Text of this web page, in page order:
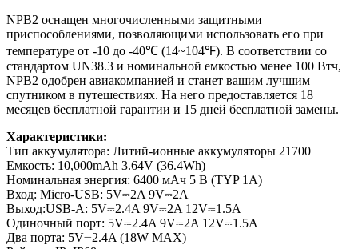
NPB2 оснащен многочисленными защитными
приспособлениями, позволяющими использовать его при
температуре от -10 до -40℃ (14~104℉). В соответствии со
стандартом UN38.3 и номинальной емкостью менее 100 Втч,
NPB2 одобрен авиакомпанией и станет вашим лучшим
спутником в путешествиях. На него предоставляется 18
месяцев бесплатной гарантии и 15 дней бесплатной замены.
Характеристики:
Тип аккумулятора: Литий-ионные аккумуляторы 21700
Емкость: 10,000mAh 3.64V (36.4Wh)
Номинальная энергия: 6400 мАч 5 В (TYP 1A)
Вход: Micro-USB: 5V⎓2A 9V⎓2A
Выход:USB-A: 5V⎓2.4A 9V⎓2A 12V⎓1.5A
Одиночный порт: 5V⎓2.4A 9V⎓2A 12V⎓1.5A
Два порта: 5V⎓2.4A (18W MAX)